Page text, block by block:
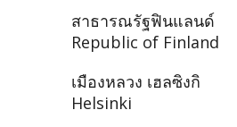
สาธารณรัฐฟินแลนด์
Republic of Finland
เมืองหลวง เฮลซิงกิ
Helsinki